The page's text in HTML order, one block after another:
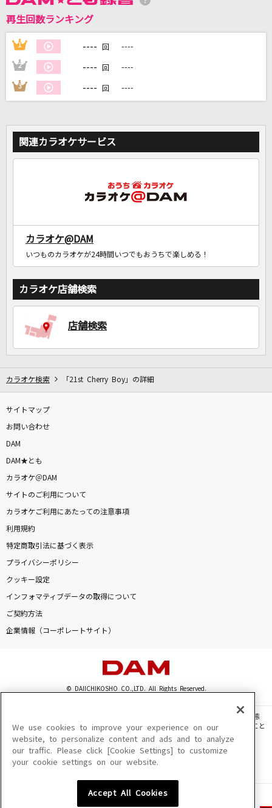
再生回数ランキング
1 ---- 回 ----
2 ---- 回 ----
3 ---- 回 ----
関連カラオケサービス
カラオケ@DAM
いつものカラオケが24時間いつでもおうちで楽しめる！
カラオケ店舗検索
店舗検索
カラオケ検索 「21st Cherry Boy」の詳細
サイトマップ
お問い合わせ
DAM
DAM★とも
カラオケ＠DAM
サイトのご利用について
カラオケご利用にあたっての注意事項
利用規約
特定商取引法に基づく表示
プライバシーポリシー
クッキー設定
インフォマティブデータの取得について
ご契約方法
企業情報（コーポレートサイト）
© DAIICHIKOSHO CO.,LTD. All Rights Reserved.
このサイトに掲載されている一切の文章・画像・写真・動画・音声等を、手段や形態
を問わず、著作権法の定める範囲を超えて無断で複製、転載、ファイル化などすること
を禁じます。
楽曲及びコンテンツは、機種によりご利用いただけない場合があります。
楽曲及びコンテンツの配信日、配信内容が変更になる場合があります。
We use cookies to improve your experience on our
website, to personalize content and ads and to analyze
our traffic. Please click [Cookie Settings] to customize
your cookie settings on our website.
Accept All Cookies